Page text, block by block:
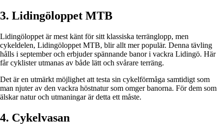
3. Lidingöloppet MTB
Lidingöloppet är mest känt för sitt klassiska terränglopp, men
cykeldelen, Lidingöloppet MTB, blir allt mer populär. Denna tävling
hålls i september och erbjuder spännande banor i vackra Lidingö. Här
får cyklister utmanas av både lätt och svårare terräng.
Det är en utmärkt möjlighet att testa sin cykelförmåga samtidigt som
man njuter av den vackra höstnatur som omger banorna. För dem som
älskar natur och utmaningar är detta ett måste.
4. Cykelvasan